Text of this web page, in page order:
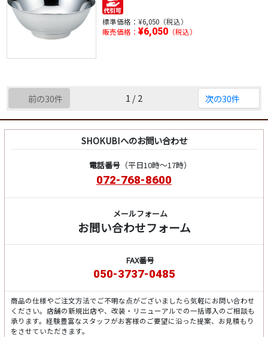
標準価格： ¥6,050（税込）
販売価格： ¥6,050（税込）
前の30件 1 / 2 次の30件
SHOKUBIへのお問い合わせ
電話番号（平日10時～17時）
072-768-8600
メールフォーム
お問い合わせフォーム
FAX番号
050-3737-0485
商品の仕様やご注文方法でご不明な点がございましたら気軽にお問い合わせ
ください。店舗の新規出店や、改装・リニューアルでの一括導入のご相談も
承ります。経験豊富なスタッフがお客様のご要望に沿った提案、お見積もり
をさせていただきます。